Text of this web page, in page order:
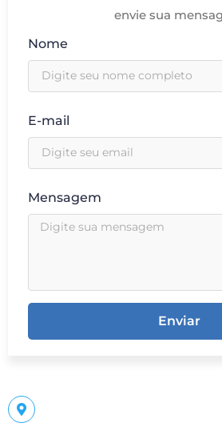
envie sua
Nome
E-mail
Mensagem
Enviar